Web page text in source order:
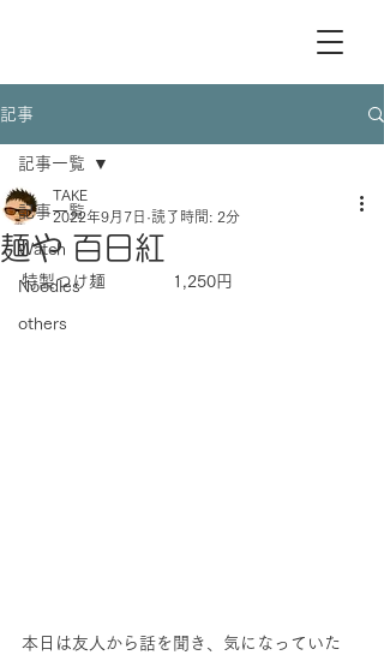
記事
記事一覧
Watch
Noodles
others
記事一覧
麺や 百日紅
TAKE
2022年9月7日 読了時間: 2分
特製つけ麺　　　　1,250円
本日は友人から話を聞き、気になっていた